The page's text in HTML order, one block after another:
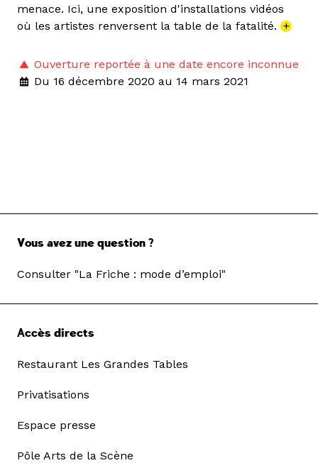
menace. Ici, une exposition d'installations vidéos
où les artistes renversent la table de la fatalité. +
Ouverture reportée à une date encore inconnue
Du 16 décembre 2020 au 14 mars 2021
Vous avez une question ?
Consulter "La Friche : mode d’emploi"
Accès directs
Restaurant Les Grandes Tables
Privatisations
Espace presse
Pôle Arts de la Scène